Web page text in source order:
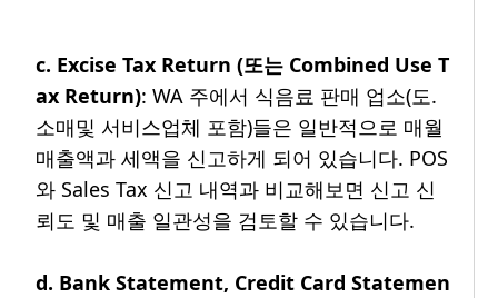
c. Excise Tax Return (또는 Combined Use T
ax Return): WA 주에서 식음료 판매 업소(도.
소매및 서비스업체 포함)들은 일반적으로 매월
매출액과 세액을 신고하게 되어 있습니다. POS
와 Sales Tax 신고 내역과 비교해보면 신고 신
뢰도 및 매출 일관성을 검토할 수 있습니다.
d. Bank Statement, Credit Card Statemen